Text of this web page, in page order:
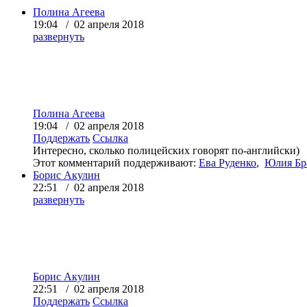
Полина Агеева
19:04 / 02 апреля 2018
развернуть
Полина Агеева
19:04 / 02 апреля 2018
Поддержать Ссылка
Интересно, сколько полицейских говорят по-английски)
Этот комментарий поддерживают: Ева Руденко, Юлия
Борис Акулин
22:51 / 02 апреля 2018
развернуть
Борис Акулин
22:51 / 02 апреля 2018
Поддержать Ссылка